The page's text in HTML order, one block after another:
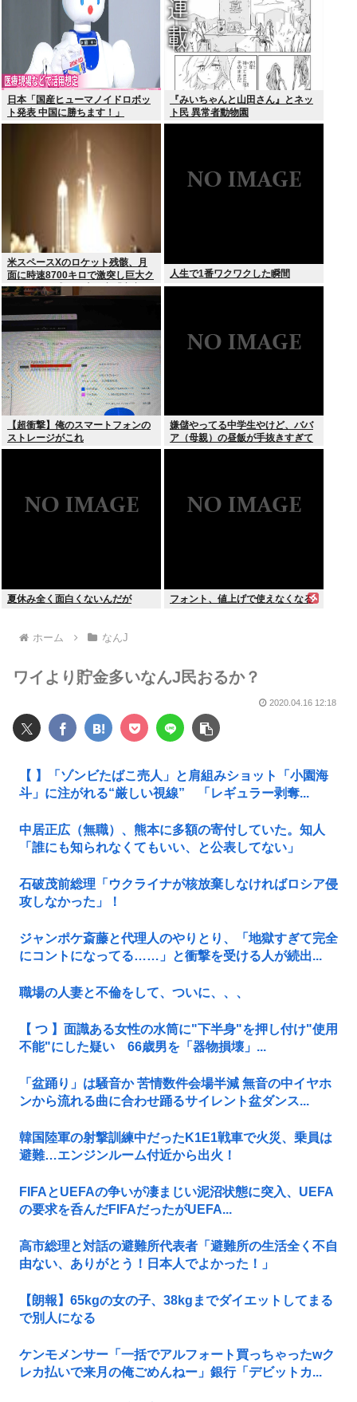
日本「国産ヒューマノイドロボッ
ト発表 中国に勝ちます！」
youtubeで1万いいね
『みいちゃんと山田さん』とネッ
ト民 異常者動物園
米スペースXのロケット残骸、月
面に時速8700キロで激突し巨大ク
レーター形成か…専門家「宇宙ご
み処分に無頓着」
人生で1番ワクワクした瞬間
【超衝撃】俺のスマートフォンの
ストレージがこれ
嫌儲やってる中学生やけど、ババ
ア（母親）の昼飯が手抜きすぎて
キレそう
夏休み全く面白くないんだが フォント、値上げで使えなくなる
ホーム なんJ
ワイより貯金多いなんJ民おるか？
2020.04.16 12:18
【 】「ゾンビたばこ売人」と肩組みショット「小園海
斗」に注がれる“厳しい視線” 「レギュラー剥奪...
中居正広（無職）、熊本に多額の寄付していた。知人
「誰にも知られなくてもいい、と公表してない」
石破茂前総理「ウクライナが核放棄しなければロシア侵
攻しなかった」！
ジャンポケ斎藤と代理人のやりとり、「地獄すぎて完全
にコントになってる……」と衝撃を受ける人が続出...
職場の人妻と不倫をして、ついに、、、
【 つ 】面識ある女性の水筒に"下半身"を押し付け"使用
不能"にした疑い 66歳男を「器物損壊」...
「盆踊り」は騒音か 苦情数件会場半減 無音の中イヤホ
ンから流れる曲に合わせ踊るサイレント盆ダンス...
韓国陸軍の射撃訓練中だったK1E1戦車で火災、乗員は
避難…エンジンルーム付近から出火！
FIFAとUEFAの争いが凄まじい泥沼状態に突入、UEFA
の要求を呑んだFIFAだったがUEFA...
高市総理と対話の避難所代表者「避難所の生活全く不自
由ない、ありがとう！日本人でよかった！」
【朗報】65kgの女の子、38kgまでダイエットしてまる
で別人になる
ケンモメンサー「一括でアルフォート買っちゃったwク
レカ払いで来月の俺ごめんねー」銀行「デビットカ...